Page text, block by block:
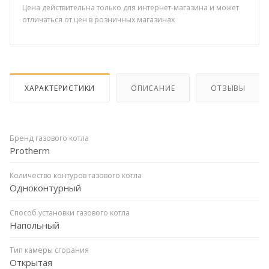
Цена действительна только для интернет-магазина и может
отличаться от цен в розничных магазинах
ХАРАКТЕРИСТИКИ ОПИСАНИЕ ОТЗЫВЫ
Бренд газового котла
Protherm
Количество контуров газового котла
Одноконтурный
Способ установки газового котла
Напольный
Тип камеры сгорания
Открытая